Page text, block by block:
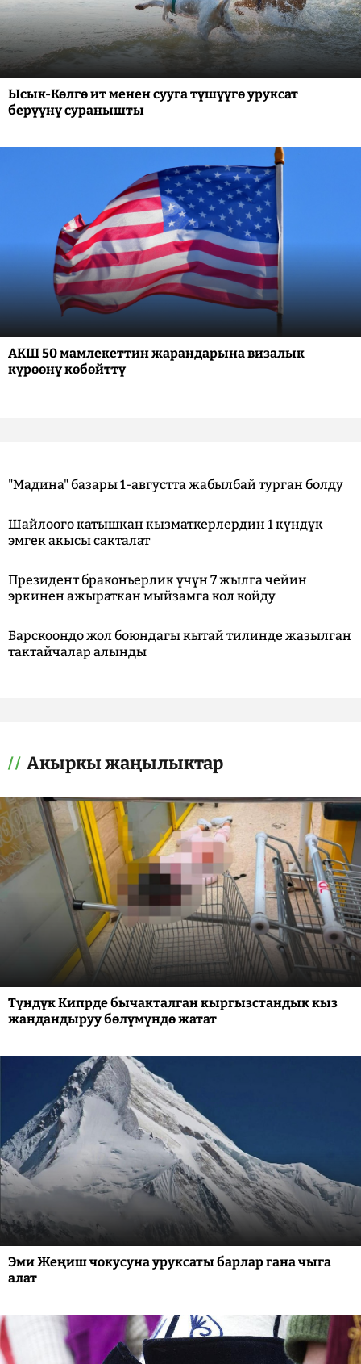
Ысык-Көлгө ит менен сууга түшүүгө уруксат
берүүнү суранышты
АКШ 50 мамлекеттин жарандарына визалык
күрөөнү көбөйттү
"Мадина" базары 1-августта жабылбай турган болду
Шайлоого катышкан кызматкерлердин 1 күндүк
эмгек акысы сакталат
Президент браконьерлик үчүн 7 жылга чейин
эркинен ажыраткан мыйзамга кол койду
Барскоондо жол боюндагы кытай тилинде жазылган
тактайчалар алынды
Акыркы жаңылыктар
Түндүк Кипрде бычакталган кыргызстандык кыз
жандандыруу бөлүмүндө жатат
Эми Жеңиш чокусуна уруксаты барлар гана чыга
алат